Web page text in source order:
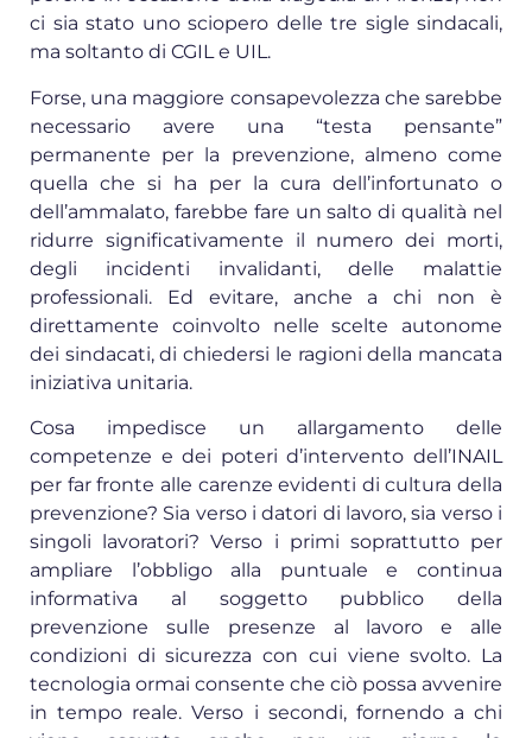
ci sia stato uno sciopero delle tre sigle sindacali,
ma soltanto di CGIL e UIL.
Forse, una maggiore consapevolezza che sarebbe
necessario avere una “testa pensante”
permanente per la prevenzione, almeno come
quella che si ha per la cura dell’infortunato o
dell’ammalato, farebbe fare un salto di qualità nel
ridurre significativamente il numero dei morti,
degli incidenti invalidanti, delle malattie
professionali. Ed evitare, anche a chi non è
direttamente coinvolto nelle scelte autonome
dei sindacati, di chiedersi le ragioni della mancata
iniziativa unitaria.
Cosa impedisce un allargamento delle
competenze e dei poteri d’intervento dell’INAIL
per far fronte alle carenze evidenti di cultura della
prevenzione? Sia verso i datori di lavoro, sia verso i
singoli lavoratori? Verso i primi soprattutto per
ampliare l’obbligo alla puntuale e continua
informativa al soggetto pubblico della
prevenzione sulle presenze al lavoro e alle
condizioni di sicurezza con cui viene svolto. La
tecnologia ormai consente che ciò possa avvenire
in tempo reale. Verso i secondi, fornendo a chi